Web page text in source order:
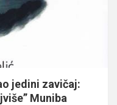
jedini zavičaj:
Muniba